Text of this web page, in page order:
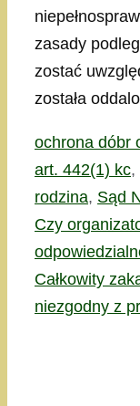
zasady
zostać
została
Kategorie
ochrona dóbr
art. 442(1) kc,
rodzina, Sąd
Czy
Całkowity
niezgodny z